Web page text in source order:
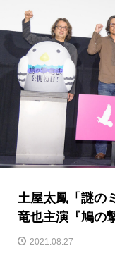
土屋太鳳「謎の
竜也主演『鳩の
2021.08.27